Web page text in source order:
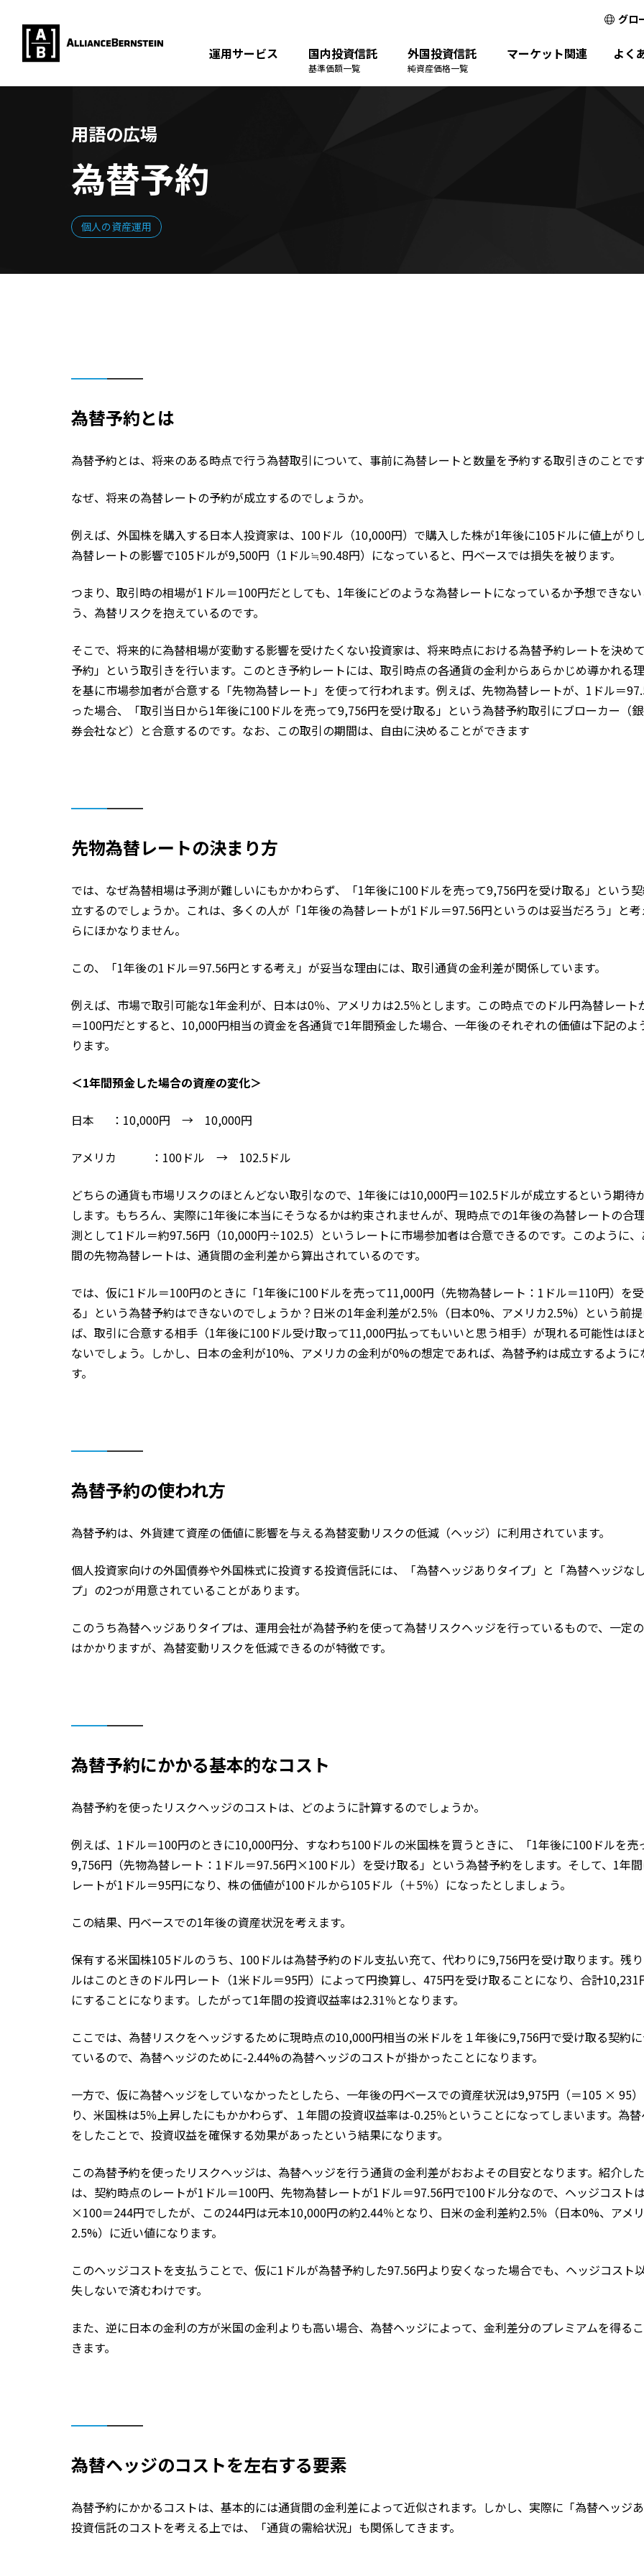
グロ
運用サービス 国内投資信託
基準価額一覧
外国投資信託
純資産価格一覧
マーケット関連 よく
用語の広場
為替予約
個人の資産運用
為替予約とは
為替予約とは、将来のある時点で行う為替取引について、事前に為替レートと数量を予約する取引きのことです
なぜ、将来の為替レートの予約が成立するのでしょうか。
例えば、外国株を購入する日本人投資家は、100ドル（10,000円）で購入した株が1年後に105ドルに値上がりし
為替レートの影響で105ドルが9,500円（1ドル≒90.48円）になっていると、円ベースでは損失を被ります。
つまり、取引時の相場が1ドル＝100円だとしても、1年後にどのような為替レートになっているか予想できな
う、為替リスクを抱えているのです。
そこで、将来的に為替相場が変動する影響を受けたくない投資家は、将来時点における為替予約レートを決め
予約」という取引きを行います。このとき予約レートには、取引時点の各通貨の金利からあらかじめ導かれる
を基に市場参加者が合意する「先物為替レート」を使って行われます。例えば、先物為替レートが、1ドル＝
った場合、「取引当日から1年後に100ドルを売って9,756円を受け取る」という為替予約取引にブローカー（
券会社など）と合意するのです。なお、この取引の期間は、自由に決めることができます
先物為替レートの決まり方
では、なぜ為替相場は予測が難しいにもかかわらず、「1年後に100ドルを売って9,756円を受け取る」という
立するのでしょうか。これは、多くの人が「1年後の為替レートが1ドル＝97.56円というのは妥当だろう」と
らにほかなりません。
この、「1年後の1ドル＝97.56円とする考え」が妥当な理由には、取引通貨の金利差が関係しています。
例えば、市場で取引可能な1年金利が、日本は0％、アメリカは2.5％とします。この時点でのドル円為替レート
＝100円だとすると、10,000円相当の資金を各通貨で1年間預金した場合、一年後のそれぞれの価値は下記のよ
ります。
＜1年間預金した場合の資産の変化＞
日本 ：10,000円 → 10,000円
アメリカ ：100ドル → 102.5ドル
どちらの通貨も市場リスクのほとんどない取引なので、1年後には10,000円＝102.5ドルが成立するという期待
します。もちろん、実際に1年後に本当にそうなるかは約束されませんが、現時点での1年後の為替レートの合
測として1ドル＝約97.56円（10,000円÷102.5）というレートに市場参加者は合意できるのです。このように、
間の先物為替レートは、通貨間の金利差から算出されているのです。
では、仮に1ドル＝100円のときに「1年後に100ドルを売って11,000円（先物為替レート：1ドル＝110円）を
る」という為替予約はできないのでしょうか？日米の1年金利差が2.5％（日本0%、アメリカ2.5%）という前
ば、取引に合意する相手（1年後に100ドル受け取って11,000円払ってもいいと思う相手）が現れる可能性はほ
ないでしょう。しかし、日本の金利が10%、アメリカの金利が0%の想定であれば、為替予約は成立するように
す。
為替予約の使われ方
為替予約は、外貨建て資産の価値に影響を与える為替変動リスクの低減（ヘッジ）に利用されています。
個人投資家向けの外国債券や外国株式に投資する投資信託には、「為替ヘッジありタイプ」と「為替ヘッジな
プ」の2つが用意されていることがあります。
このうち為替ヘッジありタイプは、運用会社が為替予約を使って為替リスクヘッジを行っているもので、一定
はかかりますが、為替変動リスクを低減できるのが特徴です。
為替予約にかかる基本的なコスト
為替予約を使ったリスクヘッジのコストは、どのように計算するのでしょうか。
例えば、1ドル＝100円のときに10,000円分、すなわち100ドルの米国株を買うときに、「1年後に100ドルを売
9,756円（先物為替レート：1ドル＝97.56円×100ドル）を受け取る」という為替予約をします。そして、1年
レートが1ドル＝95円になり、株の価値が100ドルから105ドル（＋5％）になったとしましょう。
この結果、円ベースでの1年後の資産状況を考えます。
保有する米国株105ドルのうち、100ドルは為替予約のドル支払い充て、代わりに9,756円を受け取ります。残
ルはこのときのドル円レート（1米ドル＝95円）によって円換算し、475円を受け取ることになり、合計10,231
にすることになります。したがって1年間の投資収益率は2.31％となります。
ここでは、為替リスクをヘッジするために現時点の10,000円相当の米ドルを１年後に9,756円で受け取る契約
ているので、為替ヘッジのために-2.44%の為替ヘッジのコストが掛かったことになります。
一方で、仮に為替ヘッジをしていなかったとしたら、一年後の円ベースでの資産状況は9,975円（＝105 × 95
り、米国株は5％上昇したにもかかわらず、１年間の投資収益率は-0.25％ということになってしまいます。為
をしたことで、投資収益を確保する効果があったという結果になります。
この為替予約を使ったリスクヘッジは、為替ヘッジを行う通貨の金利差がおおよその目安となります。紹介し
は、契約時点のレートが1ドル＝100円、先物為替レートが1ドル＝97.56円で100ドル分なので、ヘッジコスト
×100＝244円でしたが、この244円は元本10,000円の約2.44％となり、日米の金利差約2.5％（日本0%、アメ
2.5%）に近い値になります。
このヘッジコストを支払うことで、仮に1ドルが為替予約した97.56円より安くなった場合でも、ヘッジコスト
失しないで済むわけです。
また、逆に日本の金利の方が米国の金利よりも高い場合、為替ヘッジによって、金利差分のプレミアムを得る
きます。
為替ヘッジのコストを左右する要素
為替予約にかかるコストは、基本的には通貨間の金利差によって近似されます。しかし、実際に「為替ヘッジ
投資信託のコストを考える上では、「通貨の需給状況」も関係してきます。